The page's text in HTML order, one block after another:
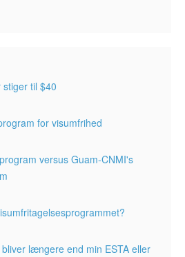
stiger til $40
for visumfrihed
versus Guam-CNMI's
længere end min ESTA eller